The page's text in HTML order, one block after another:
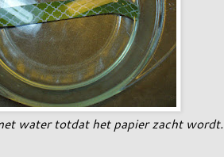
water totdat het papier zacht wordt.